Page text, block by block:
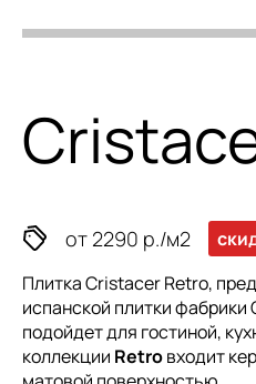
от 2290 р./м2
Плитка Cristacer Retro,
испанской плиткифабрики
подойдет для гостиной,
коллекции Retroвходит